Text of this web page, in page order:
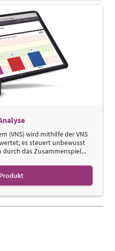
(VNS) wird mithilfe der VNS
es steuert unbewusst
das Zusammenspiel...